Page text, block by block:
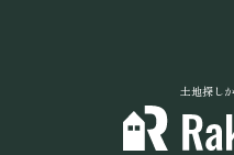
土地探し